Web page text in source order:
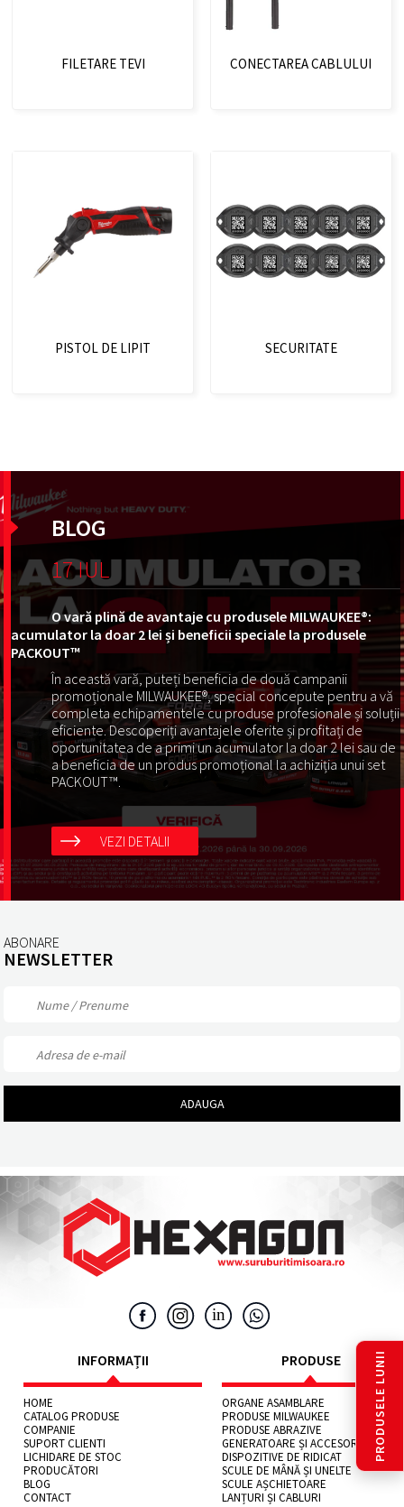
FILETARE TEVI CONECTAREA CABLULUI
PISTOL DE LIPIT SECURITATE
BLOG
17 IUL
O vară plină de avantaje cu produsele MILWAUKEE®:
acumulator la doar 2 lei și beneficii speciale la produsele
PACKOUT™
În această vară, puteți beneficia de două campanii
promoționale MILWAUKEE®, special concepute pentru a vă
completa echipamentele cu produse profesionale și soluții
eficiente. Descoperiți avantajele oferite și profitați de
oportunitatea de a primi un acumulator la doar 2 lei sau de
a beneficia de un produs promoțional la achiziția unui set
PACKOUT™.
VEZI DETALII
ABONARE
NEWSLETTER
INFORMAȚII
HOME
CATALOG PRODUSE
COMPANIE
SUPORT CLIENTI
LICHIDARE DE STOC
PRODUCĂTORI
BLOG
CONTACT
PRODUSE
ORGANE ASAMBLARE
PRODUSE MILWAUKEE
PRODUSE ABRAZIVE
GENERATOARE ȘI ACCESORII
DISPOZITIVE DE RIDICAT
SCULE DE MÂNĂ ȘI UNELTE
SCULE AȘCHIETOARE
LANȚURI ȘI CABLURI
PRODUSELE LUNII